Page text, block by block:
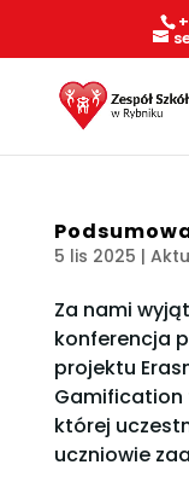
5 lis 2025 |
Za nami
konferencja
projektu
Gamification
której
uczniowie